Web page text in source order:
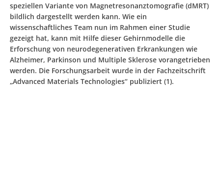
speziellen Variante von Magnetresonanztomografie (dMRT)
bildlich dargestellt werden kann. Wie ein
wissenschaftliches Team nun im Rahmen einer Studie
gezeigt hat, kann mit Hilfe dieser Gehirnmodelle die
Erforschung von neurodegenerativen Erkrankungen wie
Alzheimer, Parkinson und Multiple Sklerose vorangetrieben
werden. Die Forschungsarbeit wurde in der Fachzeitschrift
„Advanced Materials Technologies“ publiziert (1).